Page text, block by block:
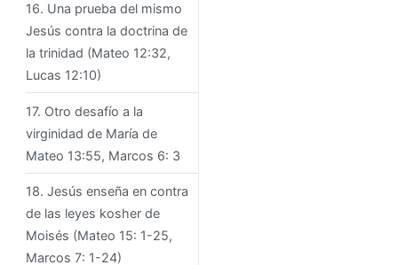
16. Una prueba del mismo
Jesús contra la doctrina de
la trinidad (Mateo 12:32,
Lucas 12:10)
17. Otro desafío a la
virginidad de María de
Mateo 13:55, Marcos 6: 3
18. Jesús enseña en contra
de las leyes kosher de
Moisés (Mateo 15: 1-25,
Marcos 7: 1-24)